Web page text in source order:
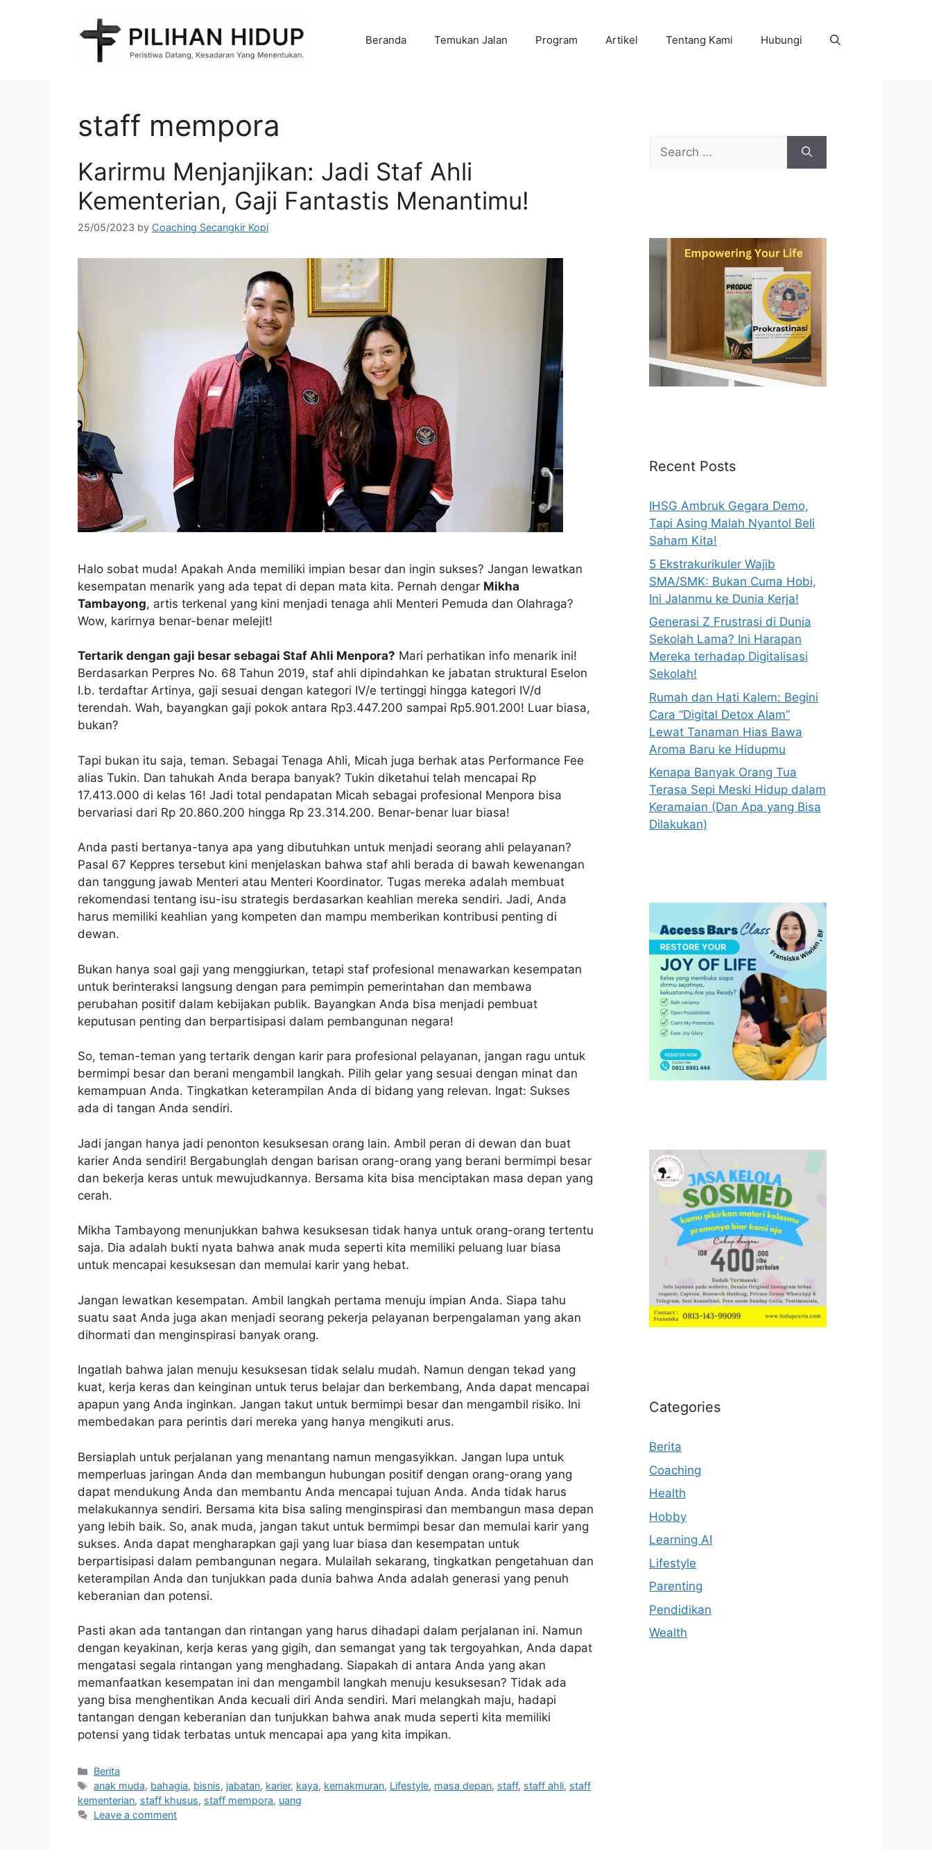
Beranda Temukan Jalan Program Artikel Tentang Kami Hubungi
staff mempora
Karirmu Menjanjikan: Jadi Staf Ahli
Kementerian, Gaji Fantastis Menantimu!
25/05/2023 by Coaching Secangkir Kopi
Halo sobat muda! Apakah Anda memiliki impian besar dan ingin sukses? Jangan lewatkan
kesempatan menarik yang ada tepat di depan mata kita. Pernah dengar Mikha
Tambayong, artis terkenal yang kini menjadi tenaga ahli Menteri Pemuda dan Olahraga?
Wow, karirnya benar-benar melejit!
Tertarik dengan gaji besar sebagai Staf Ahli Menpora? Mari perhatikan info menarik ini!
Berdasarkan Perpres No. 68 Tahun 2019, staf ahli dipindahkan ke jabatan struktural Eselon
I.b. terdaftar Artinya, gaji sesuai dengan kategori IV/e tertinggi hingga kategori IV/d
terendah. Wah, bayangkan gaji pokok antara Rp3.447.200 sampai Rp5.901.200! Luar biasa,
bukan?
Tapi bukan itu saja, teman. Sebagai Tenaga Ahli, Micah juga berhak atas Performance Fee
alias Tukin. Dan tahukah Anda berapa banyak? Tukin diketahui telah mencapai Rp
17.413.000 di kelas 16! Jadi total pendapatan Micah sebagai profesional Menpora bisa
bervariasi dari Rp 20.860.200 hingga Rp 23.314.200. Benar-benar luar biasa!
Anda pasti bertanya-tanya apa yang dibutuhkan untuk menjadi seorang ahli pelayanan?
Pasal 67 Keppres tersebut kini menjelaskan bahwa staf ahli berada di bawah kewenangan
dan tanggung jawab Menteri atau Menteri Koordinator. Tugas mereka adalah membuat
rekomendasi tentang isu-isu strategis berdasarkan keahlian mereka sendiri. Jadi, Anda
harus memiliki keahlian yang kompeten dan mampu memberikan kontribusi penting di
dewan.
Bukan hanya soal gaji yang menggiurkan, tetapi staf profesional menawarkan kesempatan
untuk berinteraksi langsung dengan para pemimpin pemerintahan dan membawa
perubahan positif dalam kebijakan publik. Bayangkan Anda bisa menjadi pembuat
keputusan penting dan berpartisipasi dalam pembangunan negara!
So, teman-teman yang tertarik dengan karir para profesional pelayanan, jangan ragu untuk
bermimpi besar dan berani mengambil langkah. Pilih gelar yang sesuai dengan minat dan
kemampuan Anda. Tingkatkan keterampilan Anda di bidang yang relevan. Ingat: Sukses
ada di tangan Anda sendiri.
Jadi jangan hanya jadi penonton kesuksesan orang lain. Ambil peran di dewan dan buat
karier Anda sendiri! Bergabunglah dengan barisan orang-orang yang berani bermimpi besar
dan bekerja keras untuk mewujudkannya. Bersama kita bisa menciptakan masa depan yang
cerah.
Mikha Tambayong menunjukkan bahwa kesuksesan tidak hanya untuk orang-orang tertentu
saja. Dia adalah bukti nyata bahwa anak muda seperti kita memiliki peluang luar biasa
untuk mencapai kesuksesan dan memulai karir yang hebat.
Jangan lewatkan kesempatan. Ambil langkah pertama menuju impian Anda. Siapa tahu
suatu saat Anda juga akan menjadi seorang pekerja pelayanan berpengalaman yang akan
dihormati dan menginspirasi banyak orang.
Ingatlah bahwa jalan menuju kesuksesan tidak selalu mudah. Namun dengan tekad yang
kuat, kerja keras dan keinginan untuk terus belajar dan berkembang, Anda dapat mencapai
apapun yang Anda inginkan. Jangan takut untuk bermimpi besar dan mengambil risiko. Ini
membedakan para perintis dari mereka yang hanya mengikuti arus.
Bersiaplah untuk perjalanan yang menantang namun mengasyikkan. Jangan lupa untuk
memperluas jaringan Anda dan membangun hubungan positif dengan orang-orang yang
dapat mendukung Anda dan membantu Anda mencapai tujuan Anda. Anda tidak harus
melakukannya sendiri. Bersama kita bisa saling menginspirasi dan membangun masa depan
yang lebih baik. So, anak muda, jangan takut untuk bermimpi besar dan memulai karir yang
sukses. Anda dapat mengharapkan gaji yang luar biasa dan kesempatan untuk
berpartisipasi dalam pembangunan negara. Mulailah sekarang, tingkatkan pengetahuan dan
keterampilan Anda dan tunjukkan pada dunia bahwa Anda adalah generasi yang penuh
keberanian dan potensi.
Pasti akan ada tantangan dan rintangan yang harus dihadapi dalam perjalanan ini. Namun
dengan keyakinan, kerja keras yang gigih, dan semangat yang tak tergoyahkan, Anda dapat
mengatasi segala rintangan yang menghadang. Siapakah di antara Anda yang akan
memanfaatkan kesempatan ini dan mengambil langkah menuju kesuksesan? Tidak ada
yang bisa menghentikan Anda kecuali diri Anda sendiri. Mari melangkah maju, hadapi
tantangan dengan keberanian dan tunjukkan bahwa anak muda seperti kita memiliki
potensi yang tidak terbatas untuk mencapai apa yang kita impikan.
Categories
Berita
Tags
anak muda, bahagia, bisnis, jabatan, karier, kaya, kemakmuran, Lifestyle, masa depan, staff, staff ahli, staff
kementerian, staff khusus, staff mempora, uang
Leave a comment
for:
Recent Posts
IHSG Ambruk Gegara Demo,
Tapi Asing Malah Nyantol Beli
Saham Kita!
5 Ekstrakurikuler Wajib
SMA/SMK: Bukan Cuma Hobi,
Ini Jalanmu ke Dunia Kerja!
Generasi Z Frustrasi di Dunia
Sekolah Lama? Ini Harapan
Mereka terhadap Digitalisasi
Sekolah!
Rumah dan Hati Kalem: Begini
Cara “Digital Detox Alam”
Lewat Tanaman Hias Bawa
Aroma Baru ke Hidupmu
Kenapa Banyak Orang Tua
Terasa Sepi Meski Hidup dalam
Keramaian (Dan Apa yang Bisa
Dilakukan)
Categories
Berita
Coaching
Health
Hobby
Learning AI
Lifestyle
Parenting
Pendidikan
Wealth